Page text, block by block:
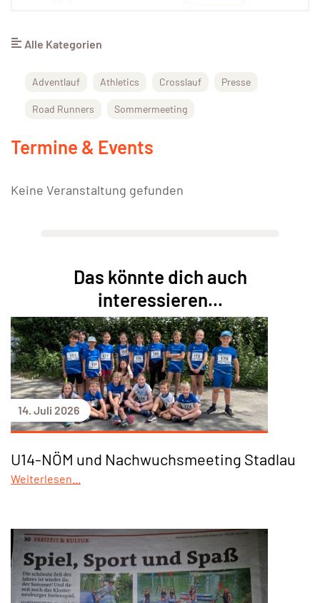
Alle Kategorien
Adventlauf Athletics Crosslauf Presse
Road Runners Sommermeeting
Termine & Events
Keine Veranstaltung gefunden
Das könnte dich auch
interessieren...
14. Juli 2026
U14-NÖM und Nachwuchsmeeting Stadlau
Weiterlesen...